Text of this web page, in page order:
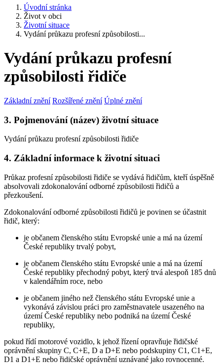
Úvodní stránka
Život v obci
Životní situace
Vydání průkazu profesní způsobilosti...
Vydání průkazu profesní
způsobilosti řidiče
Základní znění Rozšířené znění Úplné znění
3. Pojmenování (název) životní situace
Vydání průkazu profesní způsobilosti řidiče
4. Základní informace k životní situaci
Průkaz profesní způsobilosti řidiče se vydává řidičům, kteří úspěšně
absolvovali zdokonalování odborné způsobilosti řidičů a
přezkoušení.
Zdokonalování odborné způsobilosti řidičů je povinen se účastnit
řidič, který:
je občanem členského státu Evropské unie a má na území
České republiky trvalý pobyt,
je občanem členského státu Evropské unie a má na území
České republiky přechodný pobyt, který trvá alespoň 185 dnů
v kalendářním roce, nebo
je občanem jiného než členského státu Evropské unie a
vykonává závislou práci pro zaměstnavatele usazeného na
území České republiky nebo podniká na území České
republiky,
pokud řídí motorové vozidlo, k jehož řízení opravňuje řidičské
oprávnění skupiny C, C+E, D a D+E nebo podskupiny C1, C1+E,
D1 a D1+E nebo řidičské oprávnění uznávané jako rovnocenné.